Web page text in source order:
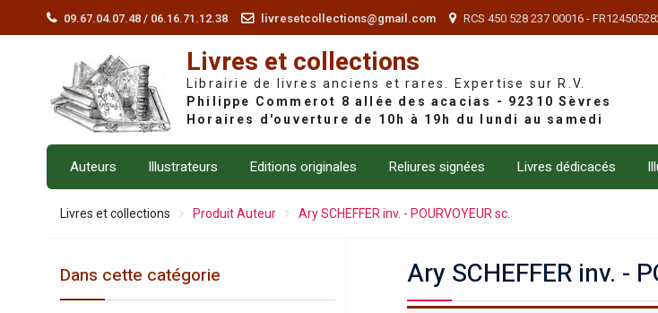
09.67.04.07.48 / 06.16.71.12.38 livresetcollections@gmail.com RCS 450 528 237 00016 -
Livres et collections
Librairie de livres anciens et rares. Expertise sur R.V.
Auteurs Illustrateurs Editions originales Reliures signées Livres dédicacés
Livres et collections Produit Auteur Ary SCHEFFER inv. - POURVOYEUR sc.
Ary SCHEFFER inv. -
Dans cette catégorie